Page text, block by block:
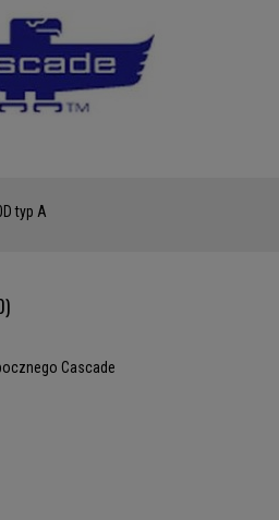
typ A
Cascade